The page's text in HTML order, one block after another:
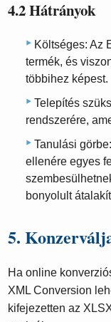
4.2 Hátrányok
Költséges: Az
termék, és
többihez képest.
Telepítés
rendszerére,
Tanulási
ellenére egyes
bonyolult
5.
Ha online
XML Conversion
kifejezetten az